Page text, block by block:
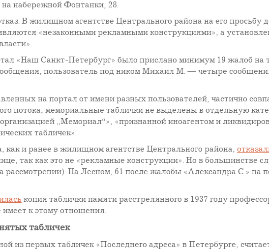
набережной Фонтанки, 28.
В жилищном агентстве Центрального района на его просьбу
«незаконными рекламными конструкциями», а
«Наш Санкт-Петербург» было прислано минимум 19 жалоб на
пользователь под ником Михаил М. — четыре
на портал от имени разных пользователей, частично
потока, мемориальные таблички не выделены в отдельную
„Мемориал“», «признанной иноагентом и
табличек».
и ранее в жилищном агентстве Центрального района,
так как это не «рекламные конструкции». Но в большинстве
рассмотрении). На Лесном, 61 после жалобы «Александра С.» на
копия таблички памяти расстрелянного в 1937 году
имеет к этому отношения.
табличек
из первых табличек «Последнего адреса» в Петербурге,